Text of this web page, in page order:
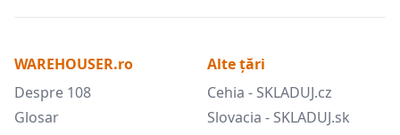
WAREHOUSER.ro
Despre 108
Glosar
Alte țări
Cehia - SKLADUJ.cz
Slovacia - SKLADUJ.sk